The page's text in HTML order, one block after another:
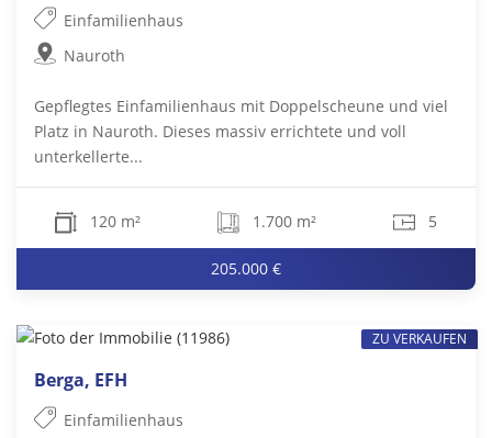
Einfamilienhaus
Nauroth
Gepflegtes Einfamilienhaus mit Doppelscheune und viel
Platz in Nauroth. Dieses massiv errichtete und voll
unterkellerte...
120 m² 1.700 m² 5
205.000 €
Berga, EFH
Einfamilienhaus
ZU VERKAUFEN